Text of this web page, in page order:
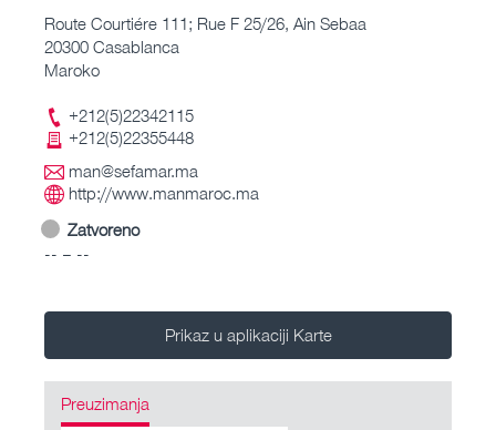
Route Courtiére 111; Rue F 25/26, Ain Sebaa
20300 Casablanca
Maroko
+212(5)22342115
+212(5)22355448
man@sefamar.ma
http://www.manmaroc.ma
Zatvoreno
-- – --
Prikaz u aplikaciji Karte
Preuzimanja